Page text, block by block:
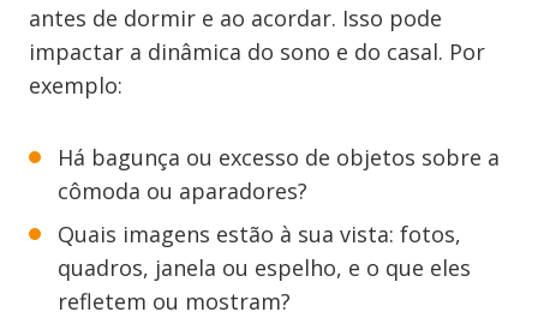
antes de dormir e ao acordar. Isso pode
impactar a dinâmica do sono e do casal. Por
exemplo:
Há bagunça ou excesso de objetos sobre a
cômoda ou aparadores?
Quais imagens estão à sua vista: fotos,
quadros, janela ou espelho, e o que eles
refletem ou mostram?